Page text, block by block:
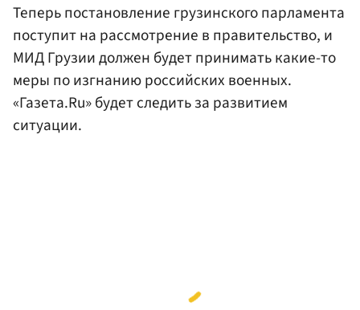
Теперь постановление грузинского парламента
поступит на рассмотрение в правительство, и
МИД Грузии должен будет принимать какие-то
меры по изгнанию российских военных.
«Газета.Ru» будет следить за развитием
ситуации.